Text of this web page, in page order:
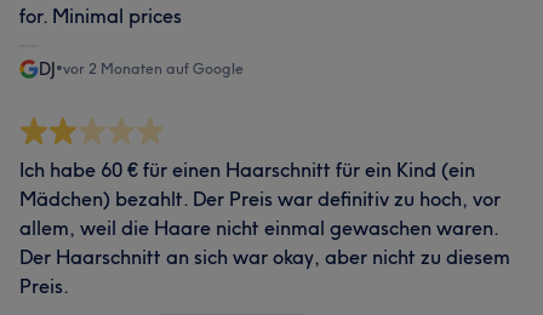
for. Minimal prices
DJ•vor 2 Monaten auf Google
Ich habe 60 € für einen Haarschnitt für ein Kind (ein
Mädchen) bezahlt. Der Preis war definitiv zu hoch, vor
allem, weil die Haare nicht einmal gewaschen waren.
Der Haarschnitt an sich war okay, aber nicht zu diesem
Preis.